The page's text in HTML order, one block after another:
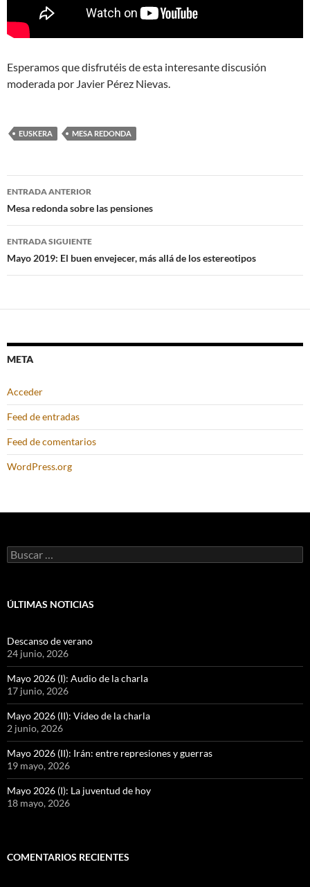
Esperamos que disfrutéis de esta interesante discusión
moderada por Javier Pérez Nievas.
EUSKERA MESA REDONDA
Navegación
de
entradas
ENTRADA ANTERIOR
Mesa redonda sobre las pensiones
ENTRADA SIGUIENTE
Mayo 2019: El buen envejecer, más allá de los estereotipos
META
Acceder
Feed de entradas
Feed de comentarios
WordPress.org
Buscar:
ÚLTIMAS NOTICIAS
Descanso de verano
24 junio, 2026
Mayo 2026 (I): Audio de la charla
17 junio, 2026
Mayo 2026 (II): Vídeo de la charla
2 junio, 2026
Mayo 2026 (II): Irán: entre represiones y guerras
19 mayo, 2026
Mayo 2026 (I): La juventud de hoy
18 mayo, 2026
COMENTARIOS RECIENTES